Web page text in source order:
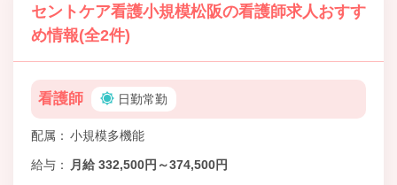
セントケア看護小規模松阪の看護師求人おすす
め情報(全2件)
看護師 日勤常勤
配属 小規模多機能
給与 月給 332,500円～374,500円